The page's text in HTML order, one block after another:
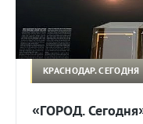
КРАСНОДАР. СЕГОДНЯ
«ГОРОД.